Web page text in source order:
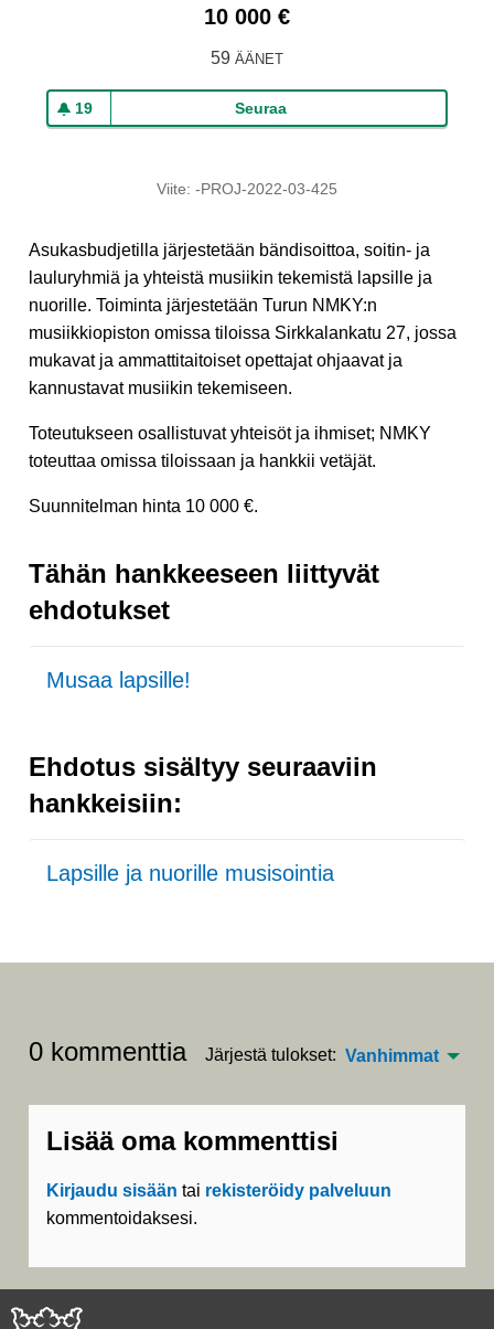
10 000 €
59 ÄÄNET
19
19 seuraajaa
SeuraaLapsille ja nuorille
Viite: -PROJ-2022-03-425
Asukasbudjetilla järjestetään bändisoittoa, soitin- ja
lauluryhmiä ja yhteistä musiikin tekemistä lapsille ja
nuorille. Toiminta järjestetään Turun NMKY:n
musiikkiopiston omissa tiloissa Sirkkalankatu 27, jossa
mukavat ja ammattitaitoiset opettajat ohjaavat ja
kannustavat musiikin tekemiseen.
Toteutukseen osallistuvat yhteisöt ja ihmiset; NMKY
toteuttaa omissa tiloissaan ja hankkii vetäjät.
Suunnitelman hinta 10 000 €.
Tähän hankkeeseen liittyvät
ehdotukset
Musaa lapsille!
Ehdotus sisältyy seuraaviin
hankkeisiin:
Lapsille ja nuorille musisointia
0 kommenttia Järjestä tulokset: Vanhimmat
Lisää oma kommenttisi
Kirjaudu sisään tai rekisteröidy palveluun
kommentoidaksesi.